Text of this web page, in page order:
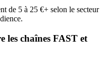
de 5 à 25 €+ selon le secteur
les chaînes FAST et